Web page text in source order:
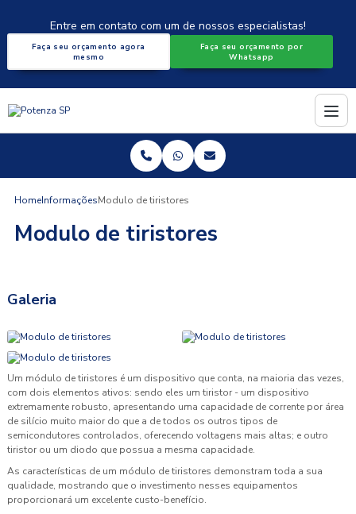
Entre em contato com um de nossos especialistas!
Faça seu orçamento agora
mesmo
Faça seu orçamento por
Whatsapp
HomeInformaçõesModulo de tiristores
Modulo de tiristores
Galeria
Um módulo de tiristores é um dispositivo que conta, na maioria das vezes,
com dois elementos ativos: sendo eles um tiristor - um dispositivo
extremamente robusto, apresentando uma capacidade de corrente por área
de silício muito maior do que a de todos os outros tipos de
semicondutores controlados, oferecendo voltagens mais altas; e outro
tiristor ou um diodo que possua a mesma capacidade.
As características de um módulo de tiristores demonstram toda a sua
qualidade, mostrando que o investimento nesses equipamentos
proporcionará um excelente custo-benefício.